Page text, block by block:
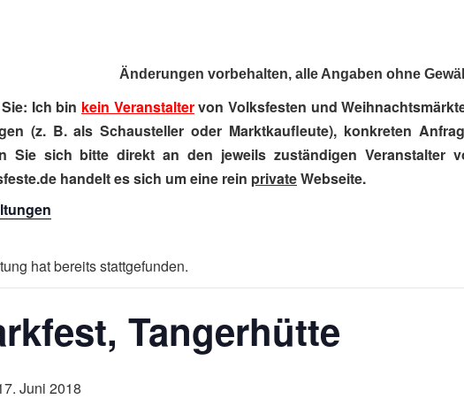
Änderungen vorbehalten, alle Angaben ohne
Ich bin kein Veranstaltervon Volksfesten und
(z. B. als Schausteller oder Marktkaufleute), konkreten
Sie sich bitte direkt an den jeweils zuständigen Veranstalter
handelt es sich um eine rein privateWebseite.
hat bereits stattgefunden.
Tangerhütte
Juni 2018